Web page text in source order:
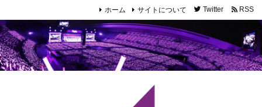
ホーム サイトについて Twitter RSS